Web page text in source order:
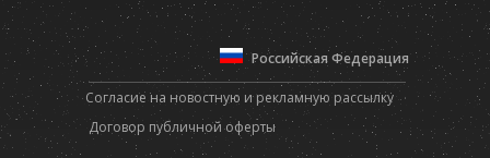
Российская Федерация
Договор публичной оферты
Согласие на новостную и рекламную рассылку